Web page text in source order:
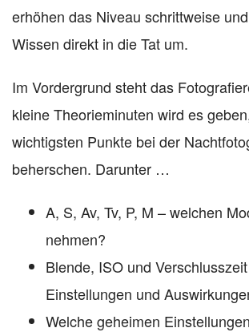
erhöhen das Niveau schrittweise
Wissen direkt in die Tat um.
Im Vordergrund steht das
kleine Theorieminuten wird es
wichtigsten Punkte bei der
beherschen. Darunter …
A, S, Av, Tv, P, M – welchen
nehmen?
Blende, ISO und
Einstellungen und
Welche geheimen